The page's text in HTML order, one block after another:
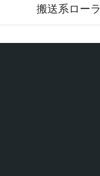
搬送系ローラ